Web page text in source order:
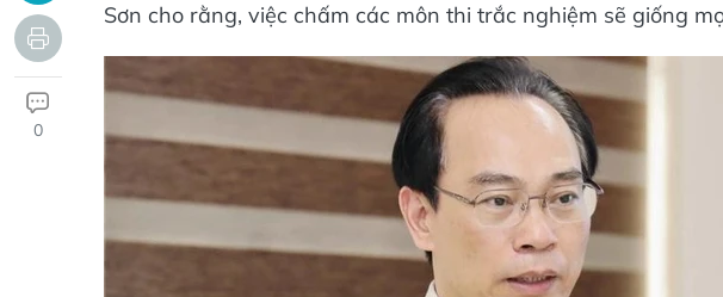
0
Sơn cho rằng, việc chấm các môn thi trắc nghiệm sẽ giống